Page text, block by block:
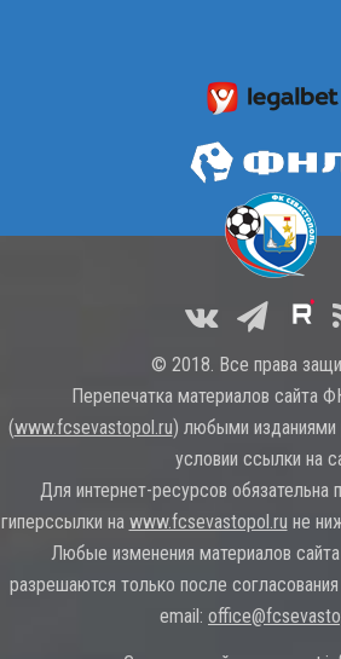
© 2018. Все права
Перепечатка материалов сайта
(www.fcsevastopol.ru) любыми изданиями
условии ссылки на
Для интернет-ресурсов обязательна
гиперссылки на www.fcsevastopol.ru не
Любые изменения материалов
разрешаются только после
email: